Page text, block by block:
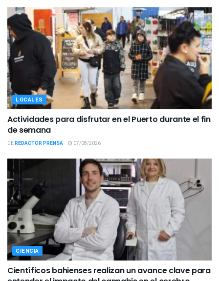
LOCALES
Actividades para disfrutar en el Puerto durante el fin
de semana
DEREDACTOR PRENSA 07/08/2026
CIENCIA
Científicos bahienses realizan un avance clave para